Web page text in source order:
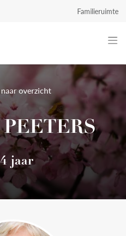
Familieruimte
jaar
naar overzicht